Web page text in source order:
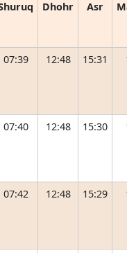
Dhohr Asr
07:39 12:48 15:31
07:40 12:48 15:30
07:42 12:48 15:29